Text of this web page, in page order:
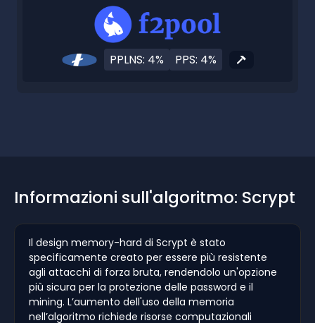
PPLNS: 4% PPS: 4%
Informazioni sull'algoritmo: Scrypt
Il design memory-hard di Scrypt è stato
specificamente creato per essere più resistente
agli attacchi di forza bruta, rendendolo un'opzione
più sicura per la protezione delle password e il
mining. L’aumento dell'uso della memoria
nell’algoritmo richiede risorse computazionali